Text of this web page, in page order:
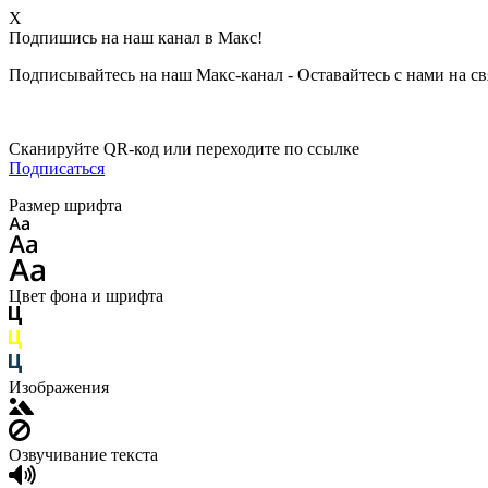
X
Подпишись на наш канал в Макс!
Подписывайтесь на наш Макс-канал - Оставайтесь с нами на
Сканируйте QR-код или переходите по ссылке
Подписаться
Размер шрифта
Цвет фона и шрифта
Изображения
Озвучивание текста